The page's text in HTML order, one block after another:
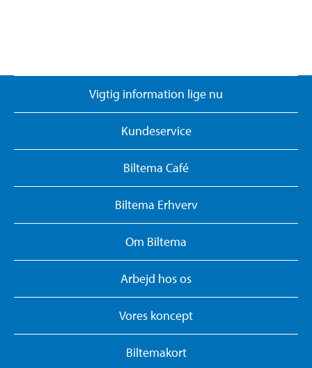
Vigtig information lige nu
Kundeservice
Biltema Café
Biltema Erhverv
Om Biltema
Arbejd hos os
Vores koncept
Biltemakort